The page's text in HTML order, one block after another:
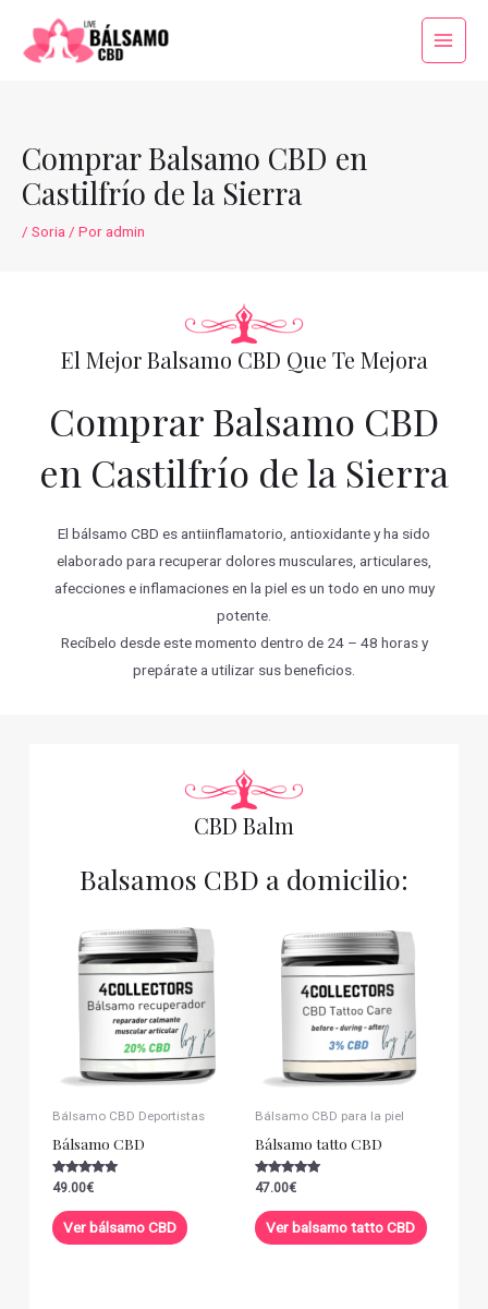
contenido
Main
Comprar Balsamo CBD en
Castilfrío de la Sierra
/ Soria / Poradmin
El Mejor Balsamo CBD Que Te Mejora
Comprar Balsamo CBD
en Castilfrío de la Sierra
El bálsamo CBD es antiinflamatorio, antioxidante y ha sido
elaborado para recuperar dolores musculares, articulares,
afecciones e inflamaciones en la piel es un todo en uno muy
potente.
Recíbelo desde este momento dentro de 24 – 48 horas y
prepárate a utilizar sus beneficios.
CBD Balm
Balsamos CBD a domicilio:
Bálsamo CBD Deportistas
Bálsamo CBD
Valorado con
de 5
49.00€
Ver bálsamo CBD
Bálsamo CBD para la piel
Bálsamo tatto CBD
Valorado con
de 5
47.00€
Ver balsamo tatto CBD